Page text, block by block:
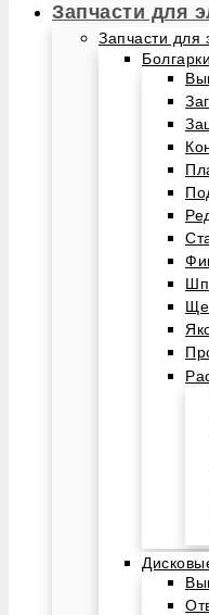
Запчасти для
Запчасти для